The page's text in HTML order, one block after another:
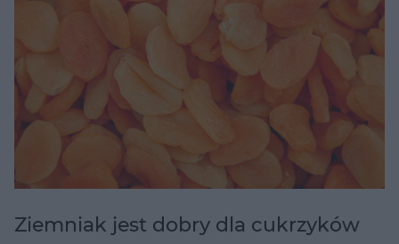
Ziemniak jest dobry dla cukrzyków